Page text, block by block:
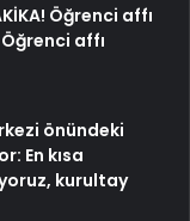
Öğrenci affı
affı
önündeki
En kısa
kurultay